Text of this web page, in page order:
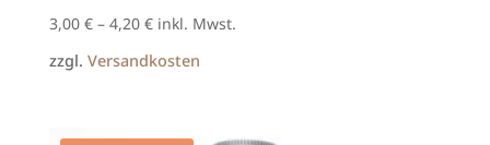
3,00 €– 4,20 € inkl. Mwst.
zzgl. Versandkosten